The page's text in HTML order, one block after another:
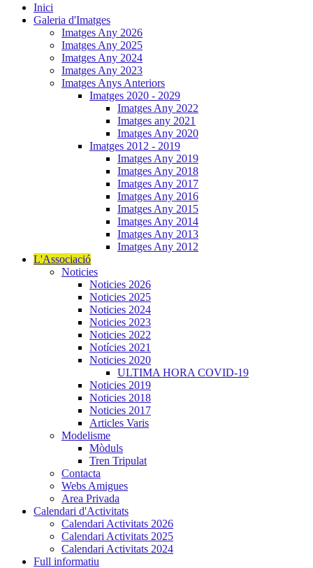
Inici
Galeria d'Imatges
Imatges Any 2026
Imatges Any 2025
Imatges Any 2024
Imatges Any 2023
Imatges Anys Anteriors
Imatges 2020 - 2029
Imatges Any 2022
Imatges any 2021
Imatges Any 2020
Imatges 2012 - 2019
Imatges Any 2019
Imatges Any 2018
Imatges Any 2017
Imatges Any 2016
Imatges Any 2015
Imatges Any 2014
Imatges Any 2013
Imatges Any 2012
L'Associació
Noticies
Noticies 2026
Noticies 2025
Noticies 2024
Noticies 2023
Noticies 2022
Notícies 2021
Noticies 2020
ULTIMA HORA COVID-19
Noticies 2019
Noticies 2018
Noticies 2017
Articles Varis
Modelisme
Mòduls
Tren Tripulat
Contacta
Webs Amigues
Area Privada
Calendari d'Activitats
Calendari Activitats 2026
Calendari Activitats 2025
Calendari Activitats 2024
Full informatiu